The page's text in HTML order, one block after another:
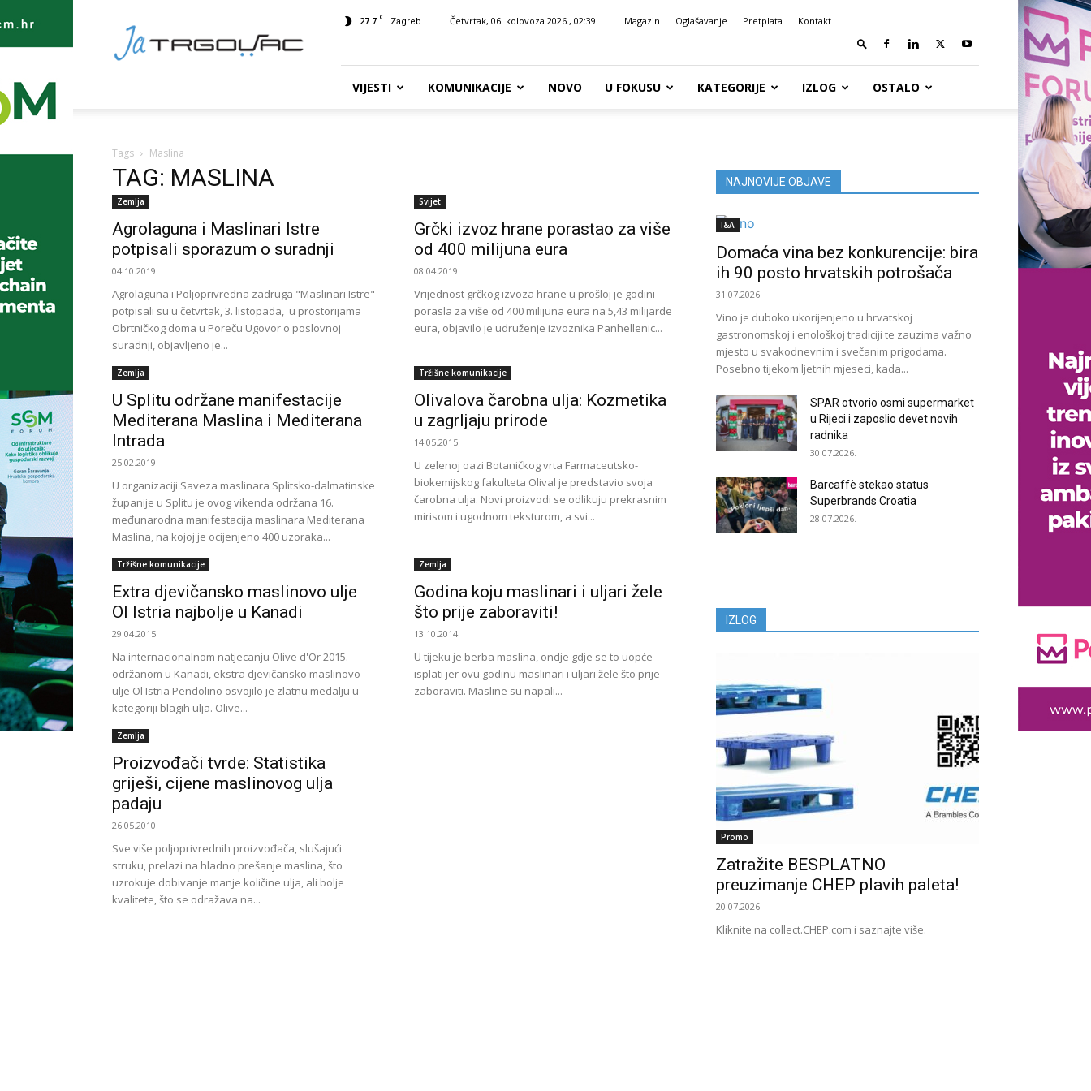
TRGOVAC
27.7 C Zagreb Četvrtak, 06. kolovoza 2026., 02:39 Magazin Oglašavanje Pretplata Kontakt
VIJESTI KOMUNIKACIJE NOVO U FOKUSU KATEGORIJE IZLOG OSTALO
Tags Maslina
TAG: MASLINA
Zemlja
Agrolaguna i Maslinari Istre
potpisali sporazum o suradnji
04.10.2019.
Agrolaguna i Poljoprivredna zadruga "Maslinari Istre"
potpisali su u četvrtak, 3. listopada, u prostorijama
Obrtničkog doma u Poreču Ugovor o poslovnoj
suradnji, objavljeno je...
Svijet
Grčki izvoz hrane porastao za više
od 400 milijuna eura
08.04.2019.
Vrijednost grčkog izvoza hrane u prošloj je godini
porasla za više od 400 milijuna eura na 5,43 milijarde
eura, objavilo je udruženje izvoznika Panhellenic...
Zemlja
U Splitu održane manifestacije
Mediterana Maslina i Mediterana
Intrada
25.02.2019.
U organizaciji Saveza maslinara Splitsko-dalmatinske
županije u Splitu je ovog vikenda održana 16.
međunarodna manifestacija maslinara Mediterana
Maslina, na kojoj je ocijenjeno 400 uzoraka...
Tržišne komunikacije
Olivalova čarobna ulja: Kozmetika
u zagrljaju prirode
14.05.2015.
U zelenoj oazi Botaničkog vrta Farmaceutsko-
biokemijskog fakulteta Olival je predstavio svoja
čarobna ulja. Novi proizvodi se odlikuju prekrasnim
mirisom i ugodnom teksturom, a svi...
Tržišne komunikacije
Extra djevičansko maslinovo ulje
Ol Istria najbolje u Kanadi
29.04.2015.
Na internacionalnom natjecanju Olive d'Or 2015.
održanom u Kanadi, ekstra djevičansko maslinovo
ulje Ol Istria Pendolino osvojilo je zlatnu medalju u
kategoriji blagih ulja. Olive...
Zemlja
Godina koju maslinari i uljari žele
što prije zaboraviti!
13.10.2014.
U tijeku je berba maslina, ondje gdje se to uopće
isplati jer ovu godinu maslinari i uljari žele što prije
zaboraviti. Masline su napali...
Zemlja
Proizvođači tvrde: Statistika
griješi, cijene maslinovog ulja
padaju
26.05.2010.
Sve više poljoprivrednih proizvođača, slušajući
struku, prelazi na hladno prešanje maslina, što
uzrokuje dobivanje manje količine ulja, ali bolje
kvalitete, što se odražava na...
NAJNOVIJE OBJAVE
I&A
Domaća vina bez konkurencije: bira
ih 90 posto hrvatskih potrošača
31.07.2026.
Vino je duboko ukorijenjeno u hrvatskoj
gastronomskoj i enološkoj tradiciji te zauzima važno
mjesto u svakodnevnim i svečanim prigodama.
Posebno tijekom ljetnih mjeseci, kada...
SPAR otvorio osmi supermarket
u Rijeci i zaposlio devet novih
radnika
30.07.2026.
Barcaffè stekao status
Superbrands Croatia
28.07.2026.
IZLOG
Promo
Zatražite BESPLATNO
preuzimanje CHEP plavih paleta!
20.07.2026.
Kliknite na collect.CHEP.com i saznajte više.